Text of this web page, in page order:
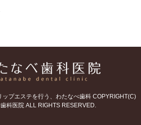
プエステを行う、わたなべ歯科 COPYRIGHT(C)
科医院 ALL RIGHTS RESERVED.